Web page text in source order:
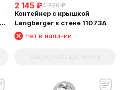
2 145 ₽4 720 ₽
Контейнер с крышкой
Langberger к стене 11073A
Нет в наличии